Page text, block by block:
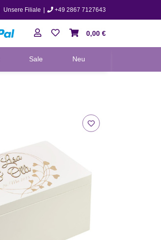
Unsere Filiale +49 2867 7127643
0,00 €
Sale Neu